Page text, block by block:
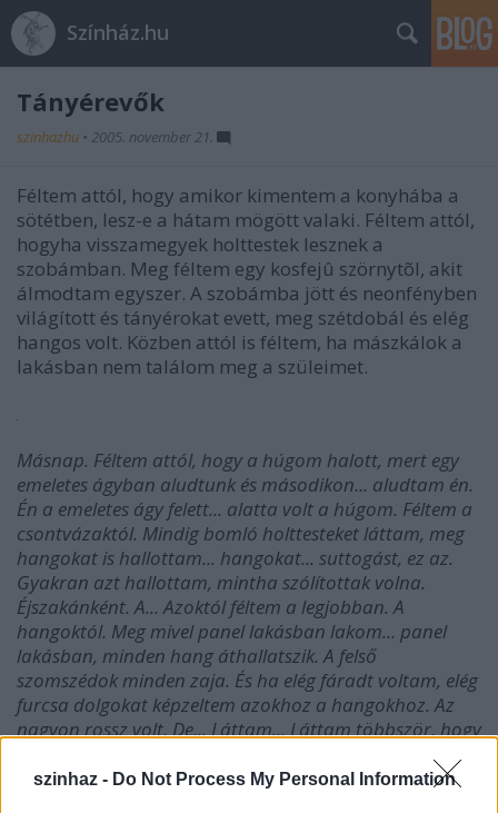
szinhaz - Do Not Process My Personal Information
Színház.hu
Tányérevők
szinhazhu • 2005. november 21.
Féltem attól, hogy amikor kimentem a konyhába a
sötétben, lesz-e a hátam mögött valaki. Féltem attól,
hogyha visszamegyek holttestek lesznek a
szobámban. Meg féltem egy kosfejû szörnytõl, akit
álmodtam egyszer. A szobámba jött és neonfényben
világított és tányérokat evett, meg szétdobál és elég
hangos volt. Közben attól is féltem, ha mászkálok a
lakásban nem találom meg a szüleimet.
Másnap. Féltem attól, hogy a húgom halott, mert egy
emeletes ágyban aludtunk és másodikon... aludtam én.
Én a emeletes ágy felett... alatta volt a húgom. Féltem a
csontvázaktól. Mindig bomló holttesteket láttam, meg
hangokat is hallottam... hangokat... suttogást, ez az.
Gyakran azt hallottam, mintha szólítottak volna.
Éjszakánként. A... Azoktól féltem a legjobban. A
hangoktól. Meg mivel panel lakásban lakom... panel
lakásban, minden hang áthallatszik. A felső
szomszédok minden zaja. És ha elég fáradt voltam, elég
furcsa dolgokat képzeltem azokhoz a hangokhoz. Az
nagyon rossz volt. De... Láttam... Láttam többször, hogy
megölök valakit. Az is rossz volt, mert azt nem akartam.
Persze azt... A sötétben... Attól is féltem, hogy egyedül